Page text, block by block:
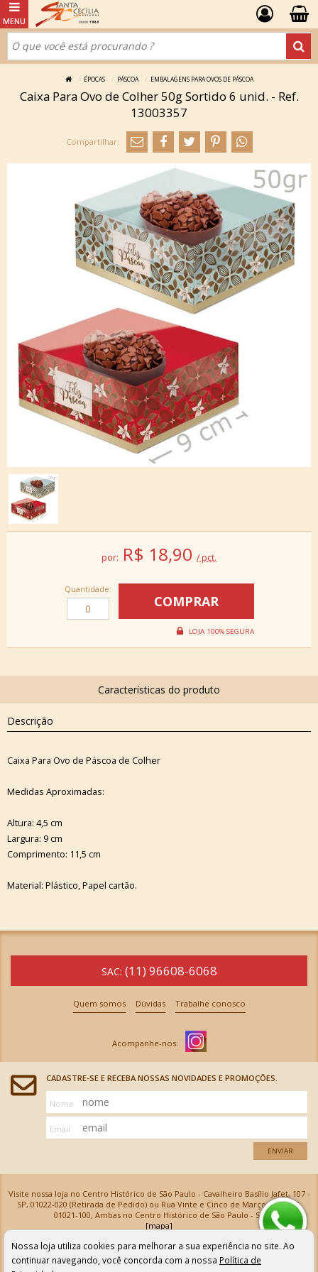
ÉPOCAS PÁSCOA EMBALAGENS PARA OVOS DE PÁSCOA
Caixa Para Ovo de Colher 50g Sortido 6 unid. - Ref.
13003357
por: R$ 18,90 / pct.
Quantidade:
Descrição
Caixa Para Ovo de Páscoa de Colher
Medidas Aproximadas:
Altura: 4,5 cm
Largura: 9 cm
Comprimento: 11,5 cm
Material: Plástico, Papel cartão.
SAC: (11) 96608-6068
Quem somos Dúvidas Trabalhe conosco
CADASTRE-SE E RECEBA NOSSAS NOVIDADES E PROMOÇÕES.
Nome
Email
ENVIAR
Visite nossa loja no Centro Histórico de São Paulo - Cavalheiro Basílio Jafet, 107 -
SP, 01022-020 (Retirada de Pedido) ou Rua Vinte e Cinco de Março, 576 - SP,
01021-100, Ambas no Centro Histórico de São Paulo - SP
[mapa]
Armarinhos Santa Cecília Ltda | CNPJ: 61.069.639/0001-18
Os preços e as condições de pagamento apresentadas na loja virtual não valem para nossa loja física e
podem sofrer alterações sem aviso prévio. Vendas com cartão de crédito sujeitas a análise e
confirmação de dados.
Nossa loja utiliza cookies para melhorar a sua experiência no site. Ao
continuar navegando, você concorda com a nossa Política de